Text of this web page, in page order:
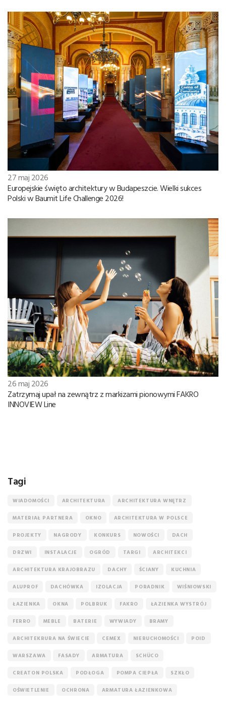
27 maj 2026
Europejskie święto architektury w Budapeszcie. Wielki sukces
Polski w Baumit Life Challenge 2026!
26 maj 2026
Zatrzymaj upał na zewnątrz z markizami pionowymi FAKRO
INNOVIEW Line
Tagi
WIADOMOŚCI ARCHITEKTURA ARCHITEKTURA WNĘTRZ
MATERIAŁ PARTNERA OKNO ARCHITEKTURA W POLSCE
PROJEKTY NAGRODY KONKURS NOWOŚCI DACH
DRZWI INSTALACJE OGRÓD TARGI ARCHITEKCI
ARCHITEKTURA KRAJOBRAZU DACHY ŚCIANY KUCHNIA
ALUPROF DACHÓWKA IZOLACJA PORADNIK WIŚNIOWSKI
ŁAZIENKA OKNA POLBRUK FAKRO ŁAZIENKA WYSTRÓJ
FERRO MEBLE BATERIE WYWIADY BRAMY
ARCHITEKRURA NA ŚWIECIE CEMEX NIERUCHOMOŚCI POID
WARSZAWA FASADY ARMATURA SCHÜCO
CREATON POLSKA PODŁOGA POMPA CIEPŁA SZKŁO
OŚWIETLENIE OCHRONA ARMATURA ŁAZIENKOWA